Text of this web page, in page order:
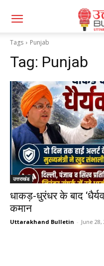
Tags Punjab
Tag: Punjab
उत्तराखंड
धाकड़-धुरंधर के बाद
कमान
Uttarakhand Bulletin - June 28,